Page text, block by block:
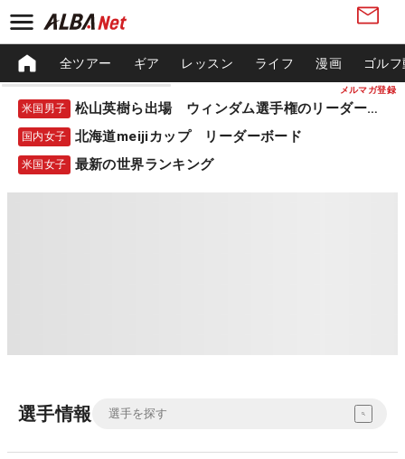
メルマガ登録
全ツアー ギア レッスン ライフ 漫画 ゴル
米国男子 松山英樹ら出場 ウィンダム選手権のリーダーボード
国内女子 北海道meijiカップ リーダーボード
米国女子 最新の世界ランキング
選手情報